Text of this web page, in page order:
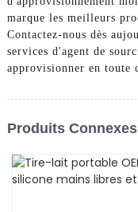
marque les meilleurs
Contactez-nous dès
services d'agent de
approvisionner en toute
Produits Connexes